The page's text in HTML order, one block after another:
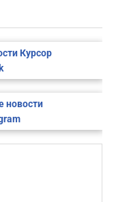
Курсор
новости